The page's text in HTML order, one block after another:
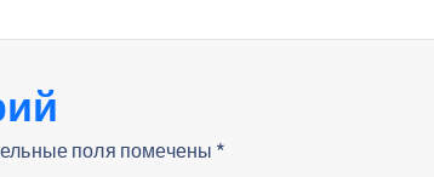
поля помечены *